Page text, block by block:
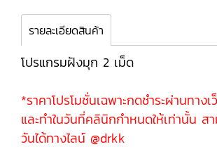
รายละเอียดสินค้า
โปรแกรมฝังมุก 2 เม็ด
*ราคาโปรโมชั่นเฉพาะกดชำระผ่านทาง
และทำในวันที่คลินิกกำหนดให้เท่านั้น ส
วันได้ทางไลน์ @drkk